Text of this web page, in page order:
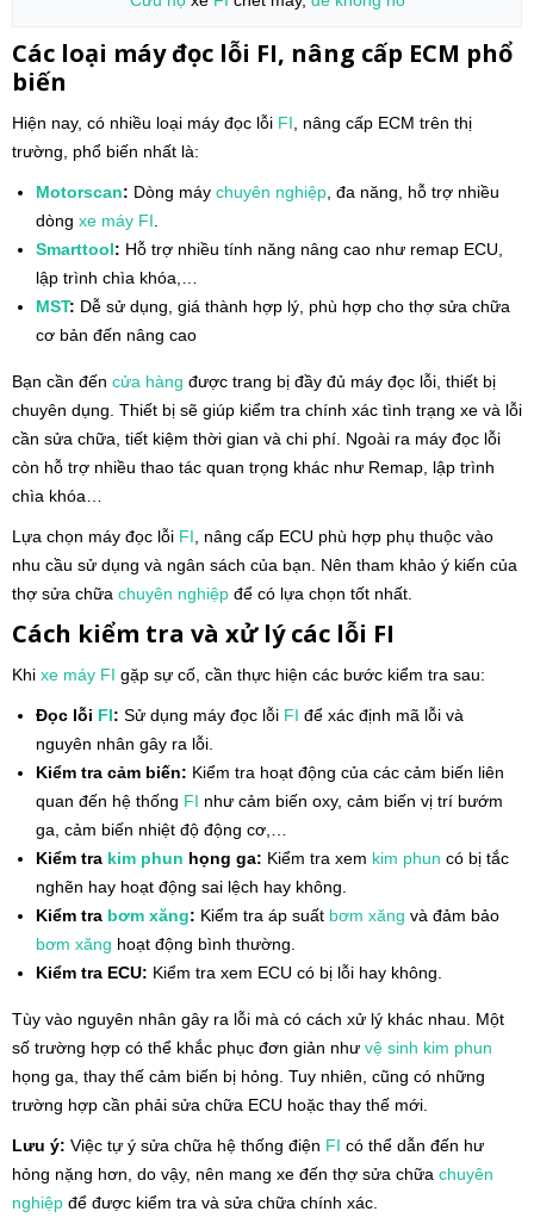
Các loại máy đọc lỗi FI, nâng cấp ECM phổ
biến
Hiện nay, có nhiều loại máy đọc lỗi FI , nâng cấp ECM trên thị
trường, phổ biến nhất là:
Motorscan: Dòng máy chuyên nghiệp , đa năng, hỗ trợ nhiều
dòng xe máy FI
Smarttool: Hỗ trợ nhiều tính năng nâng cao như remap ECU,
lập trình chìa khóa,…
MST: Dễ sử dụng, giá thành hợp lý, phù hợp cho thợ sửa chữa
cơ bản đến nâng cao
Bạn cần đến cửa hàng được trang bị đầy đủ máy đọc lỗi, thiết bị
chuyên dụng. Thiết bị sẽ giúp kiểm tra chính xác tình trạng xe và lỗi
cần sửa chữa, tiết kiệm thời gian và chi phí. Ngoài ra máy đọc lỗi
còn hỗ trợ nhiều thao tác quan trọng khác như Remap, lập trình
chìa khóa…
Lựa chọn máy đọc lỗi FI , nâng cấp ECU phù hợp phụ thuộc vào
nhu cầu sử dụng và ngân sách của bạn. Nên tham khảo ý kiến của
thợ sửa chữa chuyên nghiệp để có lựa chọn tốt nhất.
Cách kiểm tra và xử lý các lỗi FI
Khi xe máy FI gặp sự cố, cần thực hiện các bước kiểm tra sau:
Đọc lỗi FI: Sử dụng máy đọc lỗi FI để xác định mã lỗi và
nguyên nhân gây ra lỗi.
Kiểm tra cảm biến: Kiểm tra hoạt động của các cảm biến liên
quan đến hệ thống FI như cảm biến oxy, cảm biến vị trí bướm
ga, cảm biến nhiệt độ động cơ,…
Kiểm tra kim phun họng ga: Kiểm tra xem kim phun có bị tắc
nghẽn hay hoạt động sai lệch hay không.
Kiểm tra bơm xăng: Kiểm tra áp suất bơm xăng và đảm bảo
bơm xăng hoạt động bình thường.
Kiểm tra ECU: Kiểm tra xem ECU có bị lỗi hay không.
Tùy vào nguyên nhân gây ra lỗi mà có cách xử lý khác nhau. Một
số trường hợp có thể khắc phục đơn giản như vệ sinh kim phun
họng ga, thay thế cảm biến bị hỏng. Tuy nhiên, cũng có những
trường hợp cần phải sửa chữa ECU hoặc thay thế mới.
Lưu ý: Việc tự ý sửa chữa hệ thống điện FI có thể dẫn đến hư
hỏng nặng hơn, do vậy, nên mang xe đến thợ sửa chữa chuyên
nghiệp để được kiểm tra và sửa chữa chính xác.